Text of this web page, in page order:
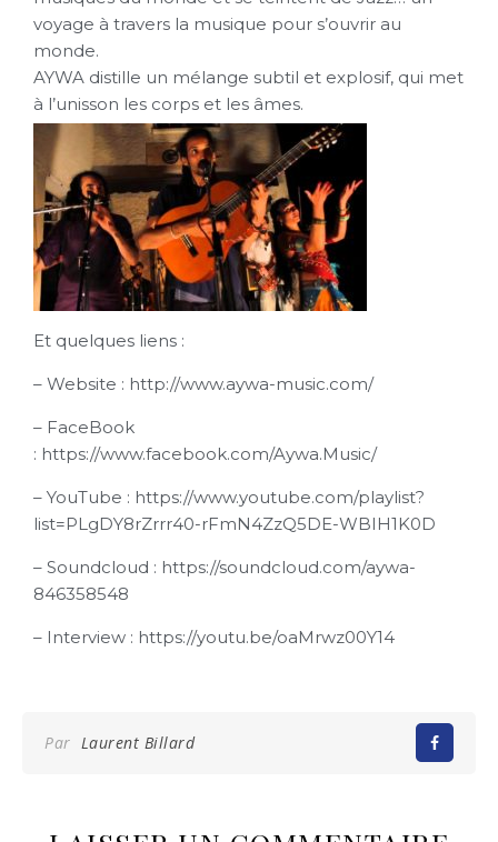
voyage à travers la musique pour s’ouvrir au
monde.
AYWA distille un mélange subtil et explosif, qui met
à l’unisson les corps et les âmes.
Et quelques liens :
– Website : http://www.aywa-music.com/
– FaceBook
: https://www.facebook.com/Aywa.Music/
– YouTube : https://www.youtube.com/playlist?
list=PLgDY8rZrrr40-rFmN4ZzQ5DE-WBIH1K0D
– Soundcloud : https://soundcloud.com/aywa-
846358548
– Interview : https://youtu.be/oaMrwz00Y14
Par Laurent Billard